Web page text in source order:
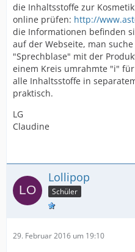
die Inhaltsstoffe zur
online prüfen: http://
die Informationen befinden
auf der Webseite, man
"Sprechblase" mit der
einem Kreis umrahmte "i"
alle Inhaltsstoffe in
praktisch.
LG
Claudine
Lollipop
Schüler
29. Februar 2016 um 19:10